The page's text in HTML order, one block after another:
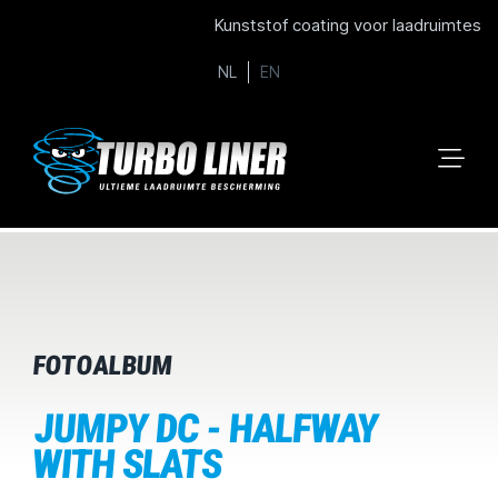
Kunststof coating voor laadruimtes
NL EN
FOTOALBUM
JUMPY DC - HALFWAY
WITH SLATS